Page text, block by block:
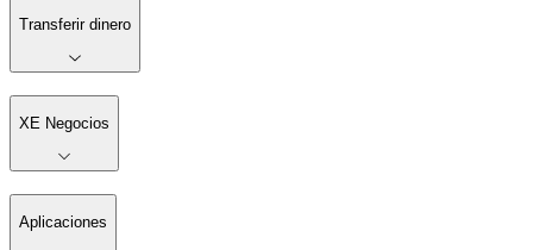
Transferir dinero
XE Negocios
Aplicaciones